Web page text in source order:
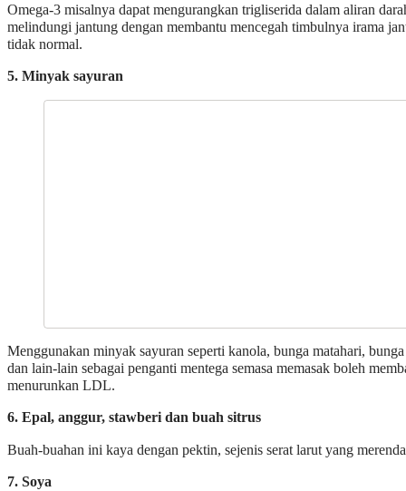
Omega-3 misalnya dapat mengurangkan trigliserida dalam aliran
melindungi jantung dengan membantu mencegah timbulnya irama
tidak normal.
5. Minyak sayuran
Menggunakan minyak sayuran seperti kanola, bunga matahari,
dan lain-lain sebagai penganti mentega semasa memasak boleh
menurunkan LDL.
6. Epal, anggur, stawberi dan buah sitrus
Buah-buahan ini kaya dengan pektin, sejenis serat larut yang
7. Soya